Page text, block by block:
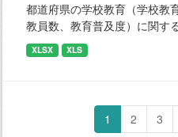
都道府県の学校教育（学校教
教員数、教育普及度）に関す
XLSX XLS
1 2 3